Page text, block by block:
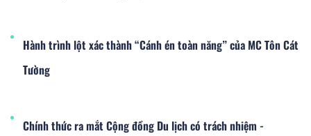
Hành trình lột xác thành “Cánh én toàn năng” của MC Tôn Cát
Tường
Chính thức ra mắt Cộng đồng Du lịch có trách nhiệm -